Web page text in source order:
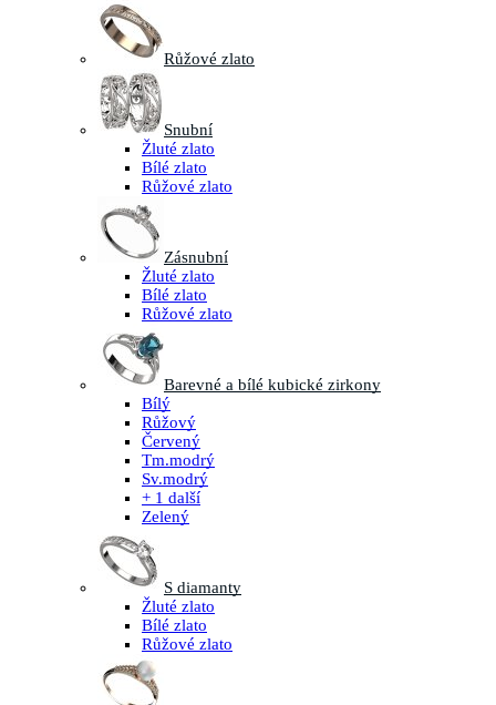
Růžové zlato
Snubní
Žluté zlato
Bílé zlato
Růžové zlato
Zásnubní
Žluté zlato
Bílé zlato
Růžové zlato
Barevné a bílé kubické zirkony
Bílý
Růžový
Červený
Tm.modrý
Sv.modrý
+ 1 další
Zelený
S diamanty
Žluté zlato
Bílé zlato
Růžové zlato